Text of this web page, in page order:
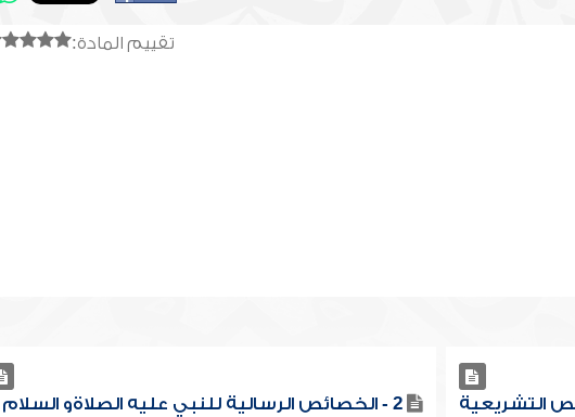
تقييم المادة:
التشريعية
2 - الخصائص الرسالية للنبي عليه الصلاةو السلام